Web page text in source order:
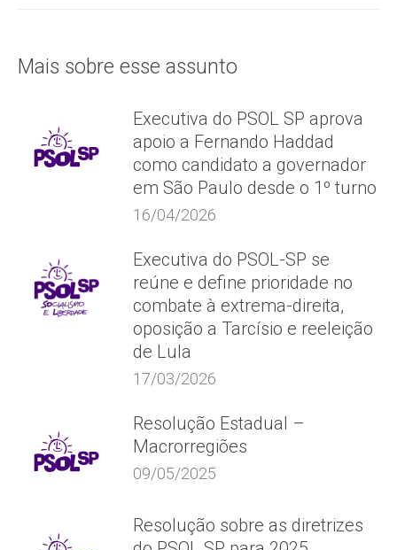
Mais sobre esse assunto
Executiva do PSOL SP aprova
apoio a Fernando Haddad
como candidato a governador
em São Paulo desde o 1º turno
16/04/2026
Executiva do PSOL-SP se
reúne e define prioridade no
combate à extrema-direita,
oposição a Tarcísio e reeleição
de Lula
17/03/2026
Resolução Estadual –
Macrorregiões
09/05/2025
Resolução sobre as diretrizes